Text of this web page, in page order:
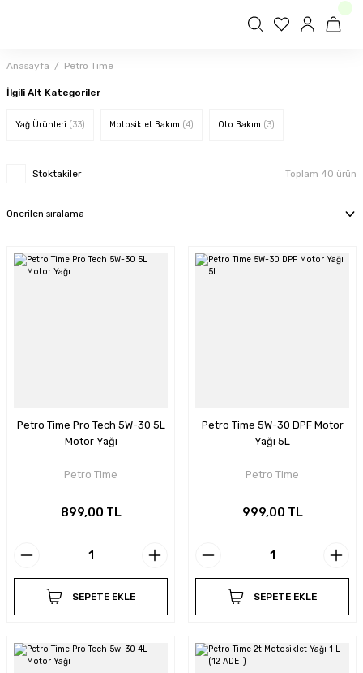
Anasayfa Petro Time
İlgili Alt Kategoriler
Yağ Ürünleri (33) Motosiklet Bakım (4) Oto Bakım (3)
Stoktakiler Toplam 40 ürün
Petro Time Pro Tech 5W-30 5L
Motor Yağı
Petro Time
899,00 TL
SEPETE EKLE
Petro Time 5W-30 DPF Motor
Yağı 5L
Petro Time
999,00 TL
SEPETE EKLE